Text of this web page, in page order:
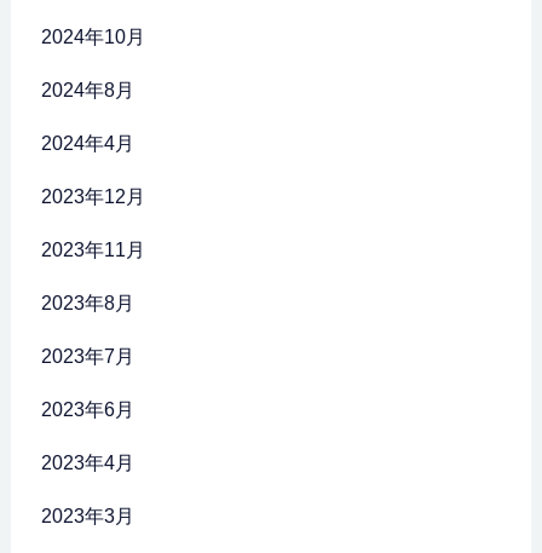
2024年10月
2024年8月
2024年4月
2023年12月
2023年11月
2023年8月
2023年7月
2023年6月
2023年4月
2023年3月